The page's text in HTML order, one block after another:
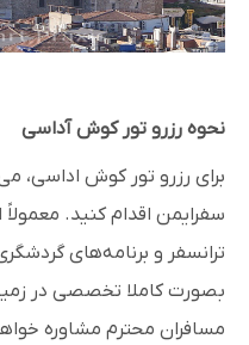
نحوه رزرو تور کوش آداسی
برای رزرو تور کوش اداسی،
سفرایمن اقدام کنید. معمولاً
ترانسفر و برنامه‌های
بصورت کاملا تخصصی در
مسافران محترم مشاوره